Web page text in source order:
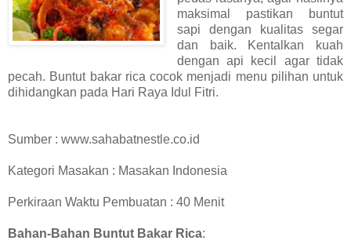
maksimal pastikan buntut
sapi dengan kualitas segar
dan baik. Kentalkan kuah
dengan api kecil agar tidak
pecah. Buntut bakar rica cocok menjadi menu pilihan untuk
dihidangkan pada Hari Raya Idul Fitri.
Sumber : www.sahabatnestle.co.id
Kategori Masakan : Masakan Indonesia
Perkiraan Waktu Pembuatan : 40 Menit
Bahan-Bahan Buntut Bakar Rica: